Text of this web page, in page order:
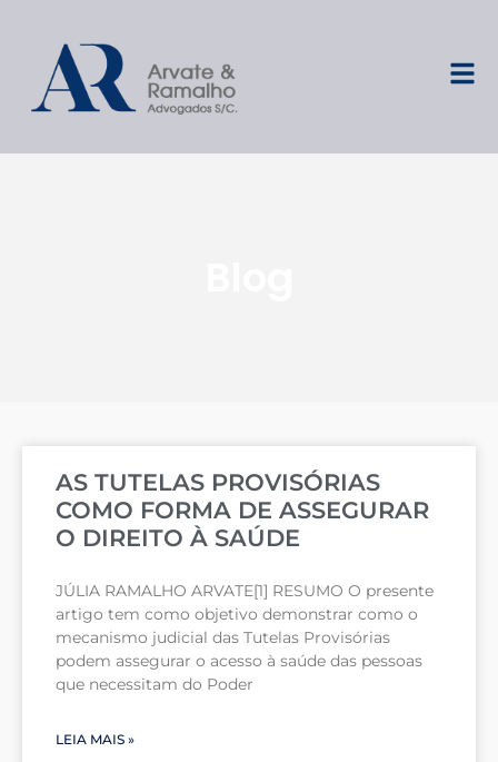
AS TUTELAS PROVISÓRIAS
COMO FORMA DE ASSEGURAR
O DIREITO À SAÚDE
JÚLIA RAMALHO ARVATE[1] RESUMO O presente
artigo tem como objetivo demonstrar como o
mecanismo judicial das Tutelas Provisórias
podem assegurar o acesso à saúde das pessoas
que necessitam do Poder
LEIA MAIS »